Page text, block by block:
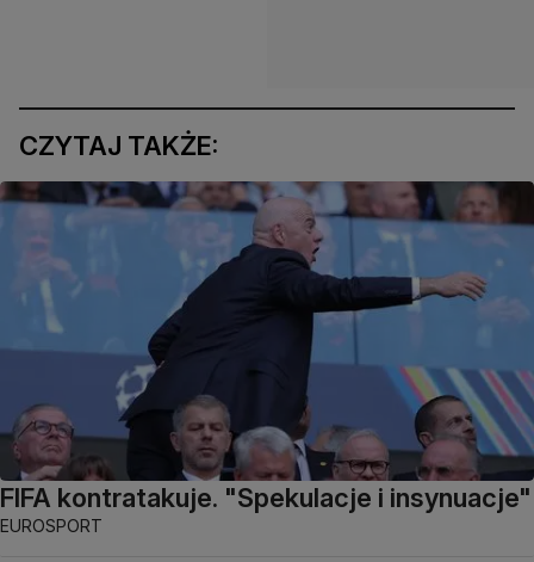
CZYTAJ TAKŻE:
FIFA kontratakuje. "Spekulacje i insynuacje"
EUROSPORT